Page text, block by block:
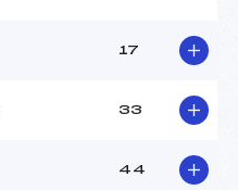
17
33
44